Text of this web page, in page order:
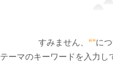
すみません、“”に
テーマのキーワードを入力し